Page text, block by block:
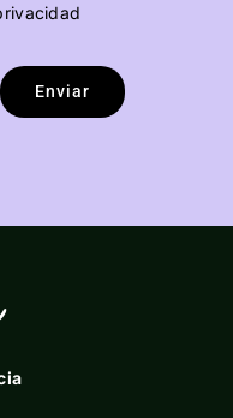
Enviar